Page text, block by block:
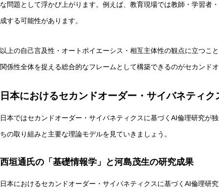
な問題として浮かび上がります。例えば、教育現場では教師・学習者
成する可能性があります。
以上の自己言及性・オートポイエーシス・相互主体性の観点に立つこ
関係性全体を捉える総合的なフレームとして構築できるのがセカンド
日本におけるセカンドオーダー・サイバネティク
日本ではセカンドオーダー・サイバネティクスに基づくAI倫理研究が
ちの取り組みと主要な理論モデルを見ていきましょう。
西垣通氏の「基礎情報学」と河島茂生の研究成果
日本におけるセカンドオーダー・サイバネティクスに基づくAI倫理研